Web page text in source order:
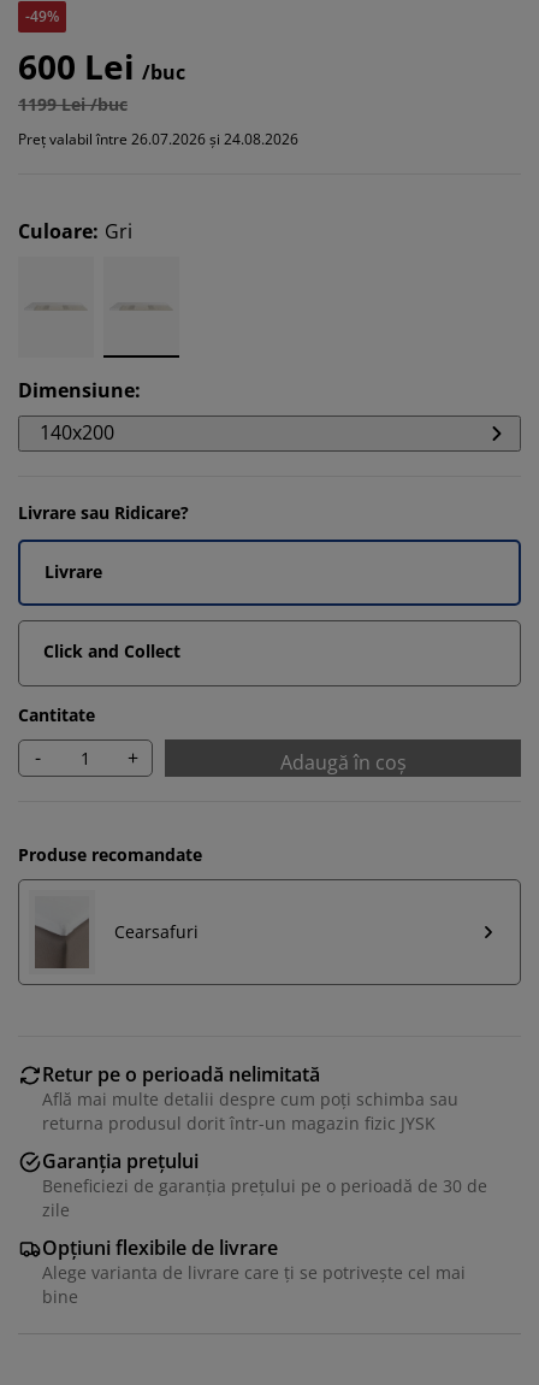
-49%
600 Lei /buc
1199 Lei /buc
Preț valabil între 26.07.2026 și 24.08.2026
Culoare: Gri
Dimensiune:
140x200
Livrare sau Ridicare?
Livrare
Click and Collect
Cantitate
- + Adaugă în coș
Produse recomandate
Cearsafuri
Retur pe o perioadă nelimitată
Află mai multe detalii despre cum poți schimba sau
returna produsul dorit într-un magazin fizic JYSK
Garanția prețului
Beneficiezi de garanția prețului pe o perioadă de 30 de
zile
Opțiuni flexibile de livrare
Alege varianta de livrare care ți se potrivește cel mai
bine